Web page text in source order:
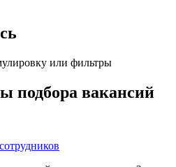
или фильтры
подбора вакансий